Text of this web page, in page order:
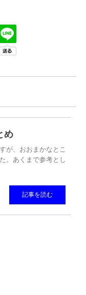
め
が、おおまかなとこ
。あくまで参考とし
記事を読む